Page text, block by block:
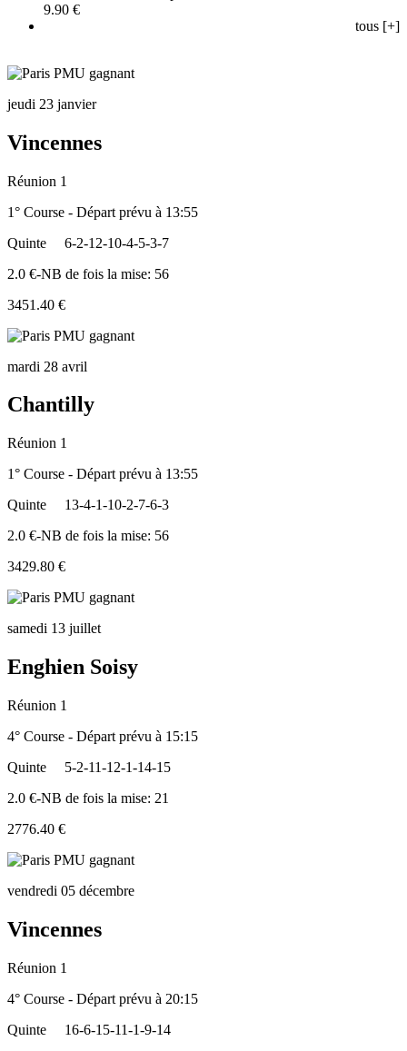
9.90 €
tous [+]
jeudi 23 janvier
Vincennes
Réunion 1
1° Course - Départ prévu à 13:55
Quinte
6-2-12-10-4-5-3-7
2.0 €-NB de fois la mise: 56
3451.40 €
mardi 28 avril
Chantilly
Réunion 1
1° Course - Départ prévu à 13:55
Quinte
13-4-1-10-2-7-6-3
2.0 €-NB de fois la mise: 56
3429.80 €
samedi 13 juillet
Enghien Soisy
Réunion 1
4° Course - Départ prévu à 15:15
Quinte
5-2-11-12-1-14-15
2.0 €-NB de fois la mise: 21
2776.40 €
vendredi 05 décembre
Vincennes
Réunion 1
4° Course - Départ prévu à 20:15
Quinte
16-6-15-11-1-9-14